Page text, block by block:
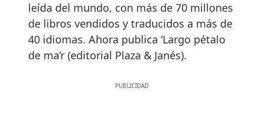
leída del mundo, con más de 70 millones
de libros vendidos y traducidos a más de
40 idiomas. Ahora publica ‘Largo pétalo
de ma’r (editorial Plaza & Janés).